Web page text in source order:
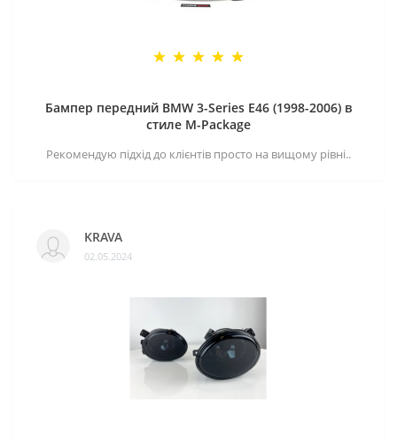
Бампер передний BMW 3-Series E46 (1998-2006) в
стиле M-Package
Рекомендую підхід до клієнтів просто на вищому рівні..
KRAVA
02.05.2024